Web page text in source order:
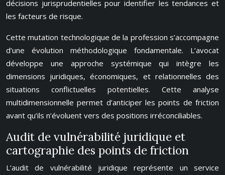
décisions jurisprudentielles pour identifier les tendances et
les facteurs de risque.
Cette mutation technologique de la profession s’accompagne
d’une évolution méthodologique fondamentale. L’avocat
développe une approche systémique qui intègre les
dimensions juridiques, économiques, et relationnelles des
situations conflictuelles potentielles. Cette analyse
multidimensionnelle permet d’anticiper les points de friction
avant qu’ils n’évoluent vers des positions irréconciliables.
Audit de vulnérabilité juridique et
cartographie des points de friction
L’audit de vulnérabilité juridique représente un service